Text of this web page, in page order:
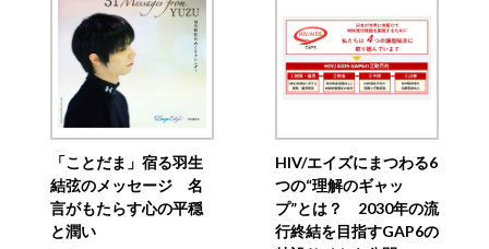
「ことだま」宿る羽生
結弦のメッセージ 名
言がもたらす心の平穏
と潤い
HIV/エイズにまつわる6
つの“理解のギャッ
プ”とは？ 2030年の流
行終結を目指すGAP6の